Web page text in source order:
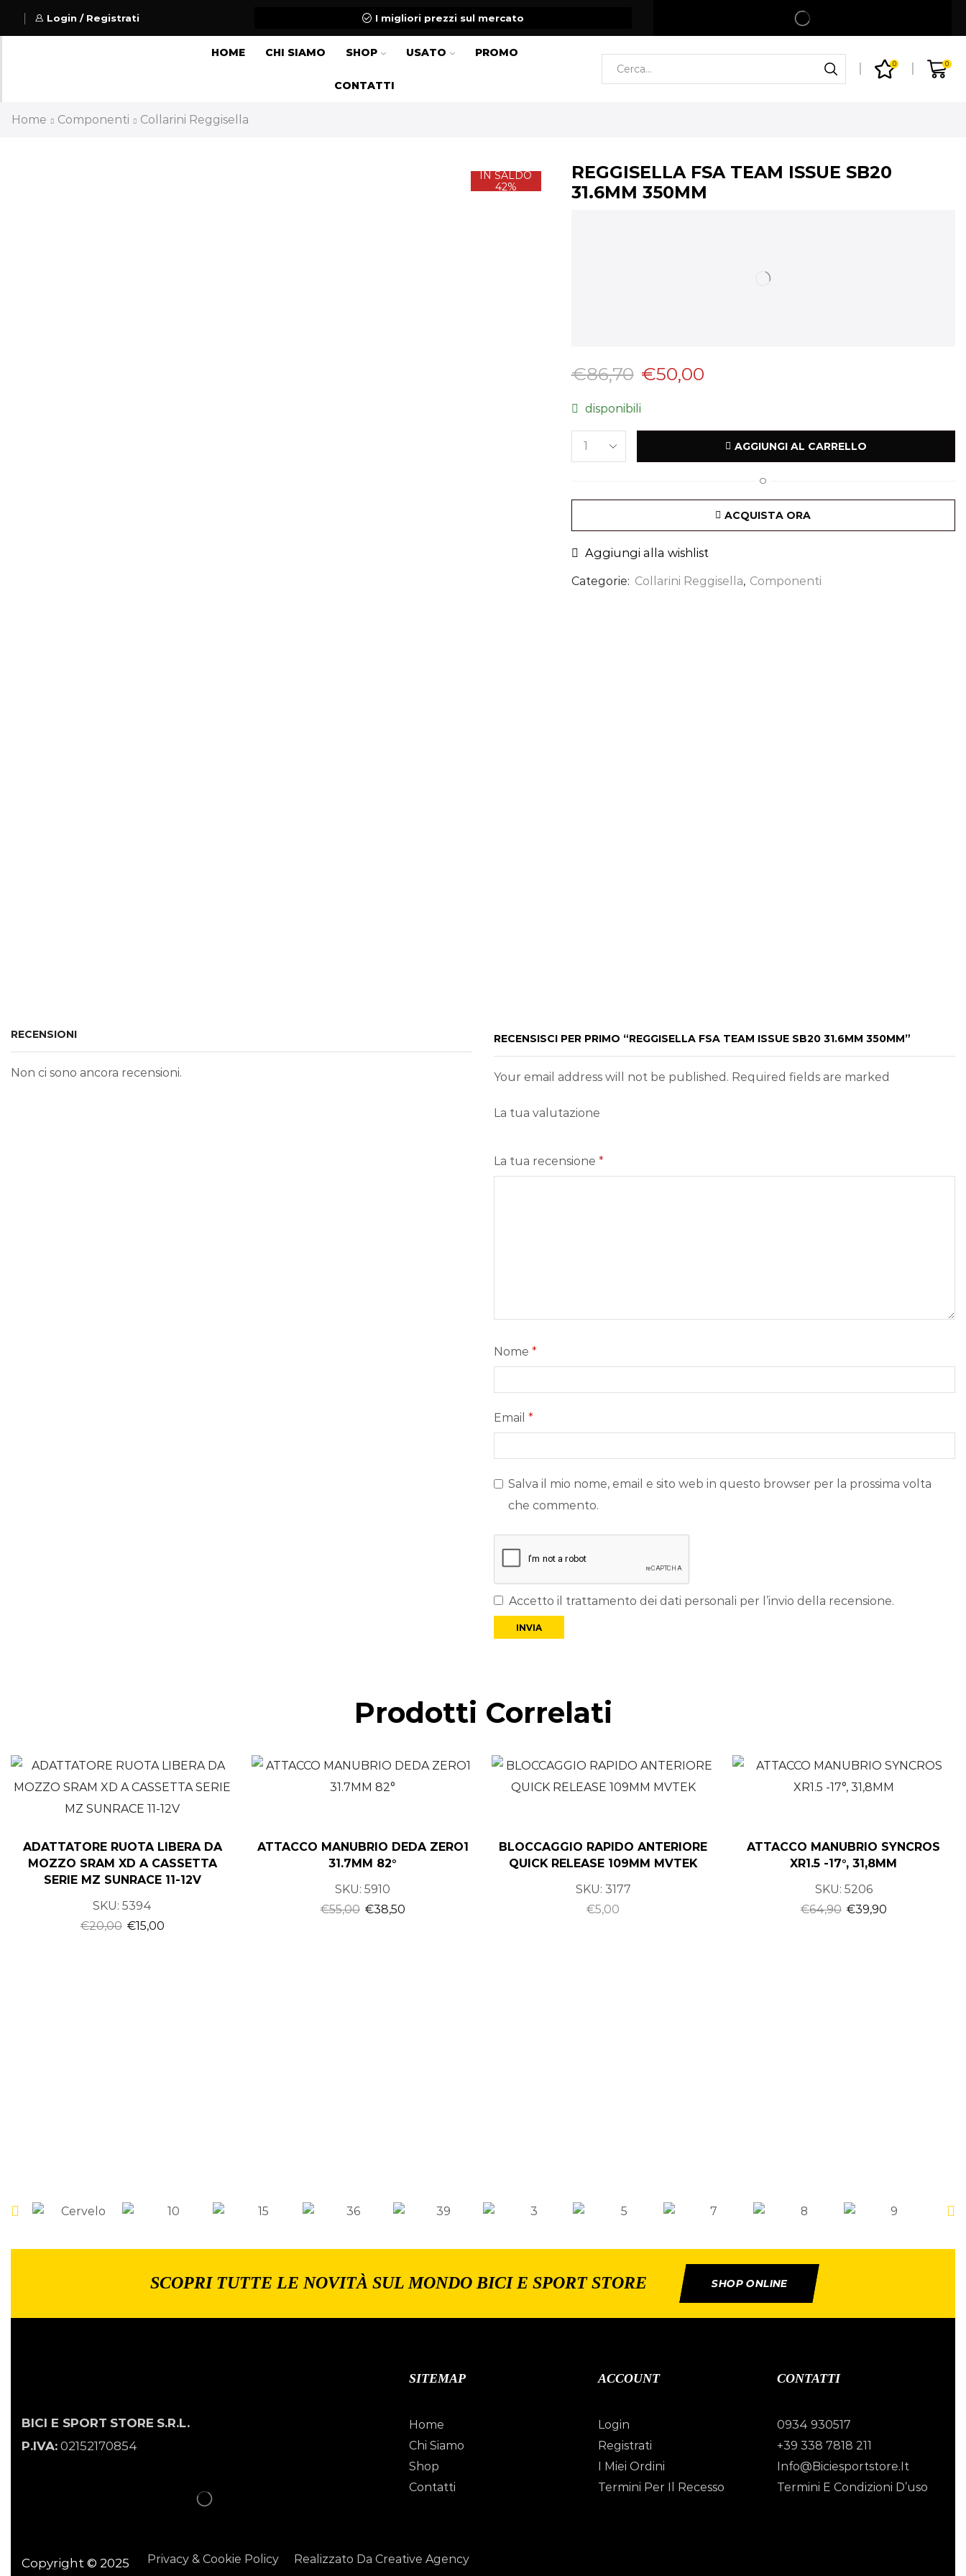
Login / Registrati I migliori prezzi sul mercato Spedizione gratuita per ordini superiori a 99€
HOME CHI SIAMO SHOP USATO PROMO
CONTATTI
0 0
Home Componenti Collarini Reggisella
IN SALDO
42%
REGGISELLA FSA TEAM ISSUE SB20
31.6MM 350MM
€86,70 €50,00
disponibili
AGGIUNGI AL CARRELLO
O
ACQUISTA ORA
Aggiungi alla wishlist
Categorie: Collarini Reggisella, Componenti
RECENSIONI
Non ci sono ancora recensioni.
RECENSISCI PER PRIMO “REGGISELLA FSA TEAM ISSUE SB20 31.6MM 350MM”
Your email address will not be published. Required fields are marked
La tua valutazione
La tua recensione *
Nome *
Email *
Salva il mio nome, email e sito web in questo browser per la prossima volta
che commento.
Accetto il trattamento dei dati personali per l’invio della recensione.
Prodotti Correlati
ADATTATORE RUOTA LIBERA DA
MOZZO SRAM XD A CASSETTA
SERIE MZ SUNRACE 11-12V
SKU:5394
€20,00 €15,00
ATTACCO MANUBRIO DEDA ZERO1
31.7MM 82°
SKU:5910
€55,00 €38,50
BLOCCAGGIO RAPIDO ANTERIORE
QUICK RELEASE 109MM MVTEK
SKU: 3177
€5,00
ATTACCO MANUBRIO SYNCROS
XR1.5 -17°, 31,8MM
SKU: 5206
€64,90 €39,90
SCOPRI TUTTE LE NOVITÀ SUL MONDO BICI E SPORT STORE SHOP ONLINE
BICI E SPORT STORE S.R.L.
P.IVA: 02152170854
SITEMAP
Home
Chi Siamo
Shop
Contatti
ACCOUNT
Login
Registrati
I Miei Ordini
Termini Per Il Recesso
CONTATTI
0934 930517
+39 338 7818 211
Info@biciesportstore.it
Termini E Condizioni D’uso
Copyright © 2025 Privacy & Cookie Policy Realizzato Da Creative Agency